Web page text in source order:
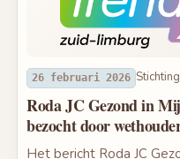
26 februari 2026
Roda JC Gezond in
bezocht door
Het bericht Roda JC